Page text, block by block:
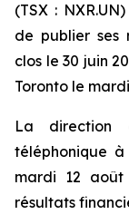
(TSX :
de publier ses
clos le 30 juin
Toronto le
La direction
téléphonique
mardi 12
résultats